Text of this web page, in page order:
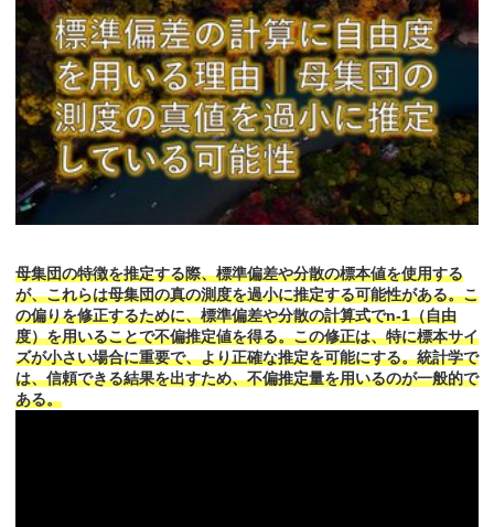
母集団の特徴を推定する際、標準偏差や分散の標本値を使用する
が、これらは母集団の真の測度を過小に推定する可能性がある。こ
の偏りを修正するために、標準偏差や分散の計算式でn-1（自由
度）を用いることで不偏推定値を得る。この修正は、特に標本サイ
ズが小さい場合に重要で、より正確な推定を可能にする。統計学で
は、信頼できる結果を出すため、不偏推定量を用いるのが一般的で
ある。